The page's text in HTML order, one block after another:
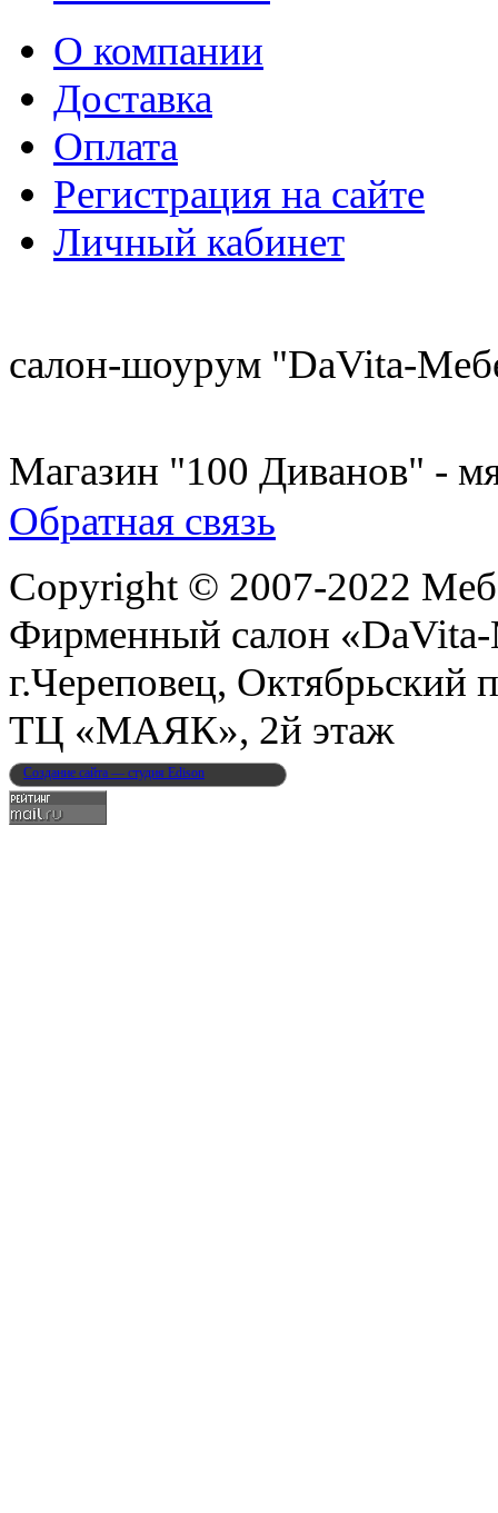
О компании
Доставка
Оплата
Регистрация на сайте
Личный кабинет
салон-шоурум "DaVita-
Магазин "100 Диванов" -
Обратная связь
Copyright © 2007-2022
Фирменный салон
г.Череповец, Октябрьский
ТЦ «МАЯК», 2й этаж
Создание сайта — студия Edison